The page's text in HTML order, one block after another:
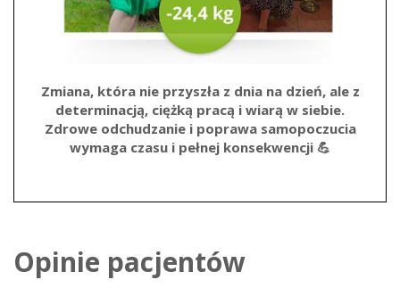
Zmiana, która nie przyszła z dnia na dzień, ale z
determinacją, ciężką pracą i wiarą w siebie.
Zdrowe odchudzanie i poprawa samopoczucia
wymaga czasu i pełnej konsekwencji 💪
Opinie pacjentów